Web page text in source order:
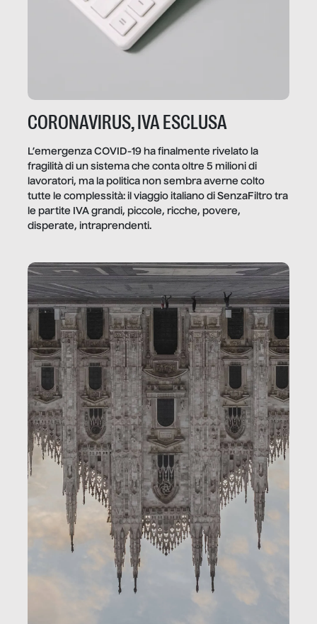
CORONAVIRUS, IVA ESCLUSA
L’emergenza COVID-19 ha finalmente rivelato la
fragilità di un sistema che conta oltre 5 milioni di
lavoratori, ma la politica non sembra averne colto
tutte le complessità: il viaggio italiano di SenzaFiltro tra
le partite IVA grandi, piccole, ricche, povere,
disperate, intraprendenti.